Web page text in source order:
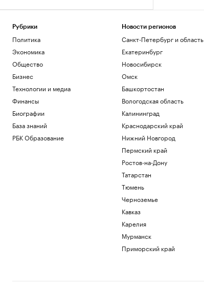
Рубрики
Политика
Экономика
Общество
Бизнес
Технологии и медиа
Финансы
Биографии
База знаний
РБК Образование
Новости регионов
Санкт-Петербург и область
Екатеринбург
Новосибирск
Омск
Башкортостан
Вологодская область
Калининград
Краснодарский край
Нижний Новгород
Пермский край
Ростов-на-Дону
Татарстан
Тюмень
Черноземье
Кавказ
Карелия
Мурманск
Приморский край